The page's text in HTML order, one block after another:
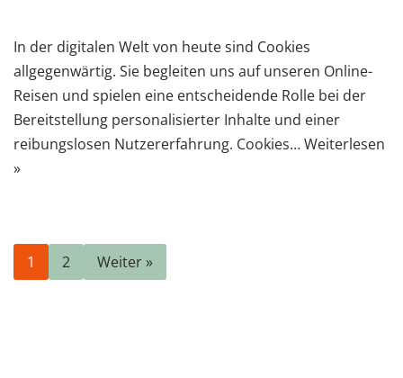
In der digitalen Welt von heute sind Cookies
allgegenwärtig. Sie begleiten uns auf unseren Online-
Reisen und spielen eine entscheidende Rolle bei der
Bereitstellung personalisierter Inhalte und einer
reibungslosen Nutzererfahrung. Cookies…Weiterlesen
»
1 2 Weiter »